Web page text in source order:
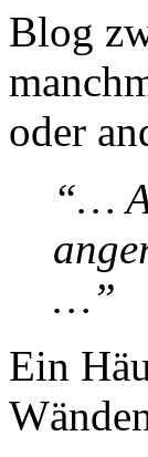
Blog
oder
“…
…”
Ein